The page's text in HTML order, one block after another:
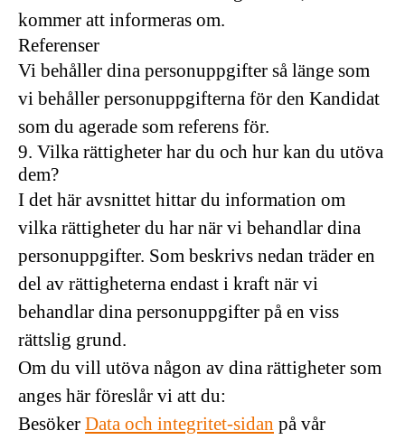
kommer att informeras om.
Referenser
Vi behåller dina personuppgifter så länge som
vi behåller personuppgifterna för den Kandidat
som du agerade som referens för.
9. Vilka rättigheter har du och hur kan du utöva
dem?
I det här avsnittet hittar du information om
vilka rättigheter du har när vi behandlar dina
personuppgifter. Som beskrivs nedan träder en
del av rättigheterna endast i kraft när vi
behandlar dina personuppgifter på en viss
rättslig grund.
Om du vill utöva någon av dina rättigheter som
anges här föreslår vi att du:
Besöker Data och integritet-sidan på vår